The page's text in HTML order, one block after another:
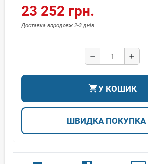
23 252 грн.
Доставка впродовж 2-3 днів
remove add
shopping_cartУ КОШИК
ШВИДКА ПОКУПКА